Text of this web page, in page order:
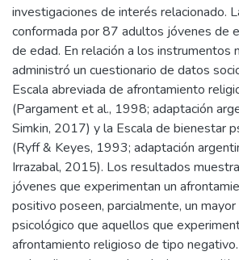
investigaciones de interés relacionado.
conformada por 87 adultos jóvenes de
de edad. En relación a los instrumentos
administró un cuestionario de datos
Escala abreviada de afrontamiento
(Pargament et al., 1998; adaptación
Simkin, 2017) y la Escala de bienestar
(Ryff & Keyes, 1993; adaptación
Irrazabal, 2015). Los resultados
jóvenes que experimentan un
positivo poseen, parcialmente, un
psicológico que aquellos que
afrontamiento religioso de tipo